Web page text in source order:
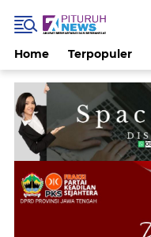
Home Terpopuler